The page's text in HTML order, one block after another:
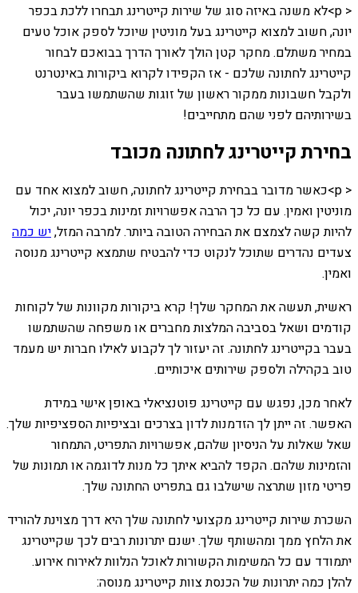
< p>לא משנה באיזה סוג של שירות קייטרינג תבחרו ללכת בכפר
יונה, חשוב למצוא קייטרינג בעל מוניטין שיוכל לספק אוכל טעים
במחיר משתלם. מחקר קטן הולך לאורך הדרך בבואכם לבחור
קייטרינג לחתונה שלכם - אז הקפידו לקרוא ביקורות באינטרנט
ולקבל חשבונות ממקור ראשון של זוגות שהשתמשו בעבר
בשירותיהם לפני שהם מתחייבים!
בחירת קייטרינג לחתונה מכובד
< p>כאשר מדובר בבחירת קייטרינג לחתונה, חשוב למצוא אחד עם
מוניטין ואמין. עם כל כך הרבה אפשרויות זמינות בכפר יונה, יכול
להיות קשה לצמצם את הבחירה הטובה ביותר. למרבה המזל,יש כמה
צעדים נהדרים שתוכל לנקוט כדי להבטיח שתמצא קייטרינג מנוסה
ואמין.
ראשית, תעשה את המחקר שלך! קרא ביקורות מקוונות של לקוחות
קודמים ושאל בסביבה המלצות מחברים או משפחה שהשתמשו
בעבר בקייטרינג לחתונה. זה יעזור לך לקבוע לאילו חברות יש מעמד
טוב בקהילה ולספק שירותים איכותיים.
לאחר מכן, נפגש עם קייטרינג פוטנציאלי באופן אישי במידת
האפשר. זה ייתן לך הזדמנות לדון בצרכים ובציפיות הספציפיות שלך.
שאל שאלות על הניסיון שלהם, אפשרויות התפריט, התמחור
והזמינות שלהם. הקפד להביא איתך כל מנות לדוגמה או תמונות של
פריטי מזון שתרצה שישלבו גם בתפריט החתונה שלך.
השכרת שירות קייטרינג מקצועי לחתונה שלך היא דרך מצוינת להוריד
את הלחץ ממך ומהשותף שלך. ישנם יתרונות רבים לכך שקייטרינג
יתמודד עם כל המשימות הקשורות לאוכל הנלוות לאירוח אירוע.
להלן כמה יתרונות של הכנסת צוות קייטרינג מנוסה: